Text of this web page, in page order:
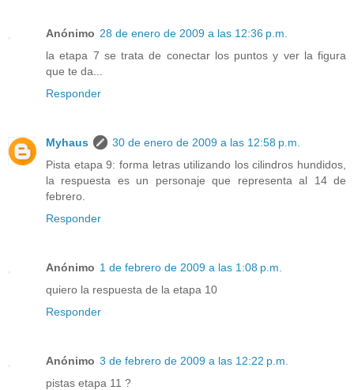
Anónimo 28 de enero de 2009 a las 12:36 p.m.
la etapa 7 se trata de conectar los puntos y ver la figura
que te da...
Responder
Myhaus
30 de enero de 2009 a las 12:58 p.m.
Pista etapa 9: forma letras utilizando los cilindros hundidos,
la respuesta es un personaje que representa al 14 de
febrero.
Responder
Anónimo 1 de febrero de 2009 a las 1:08 p.m.
quiero la respuesta de la etapa 10
Responder
Anónimo 3 de febrero de 2009 a las 12:22 p.m.
pistas etapa 11 ?